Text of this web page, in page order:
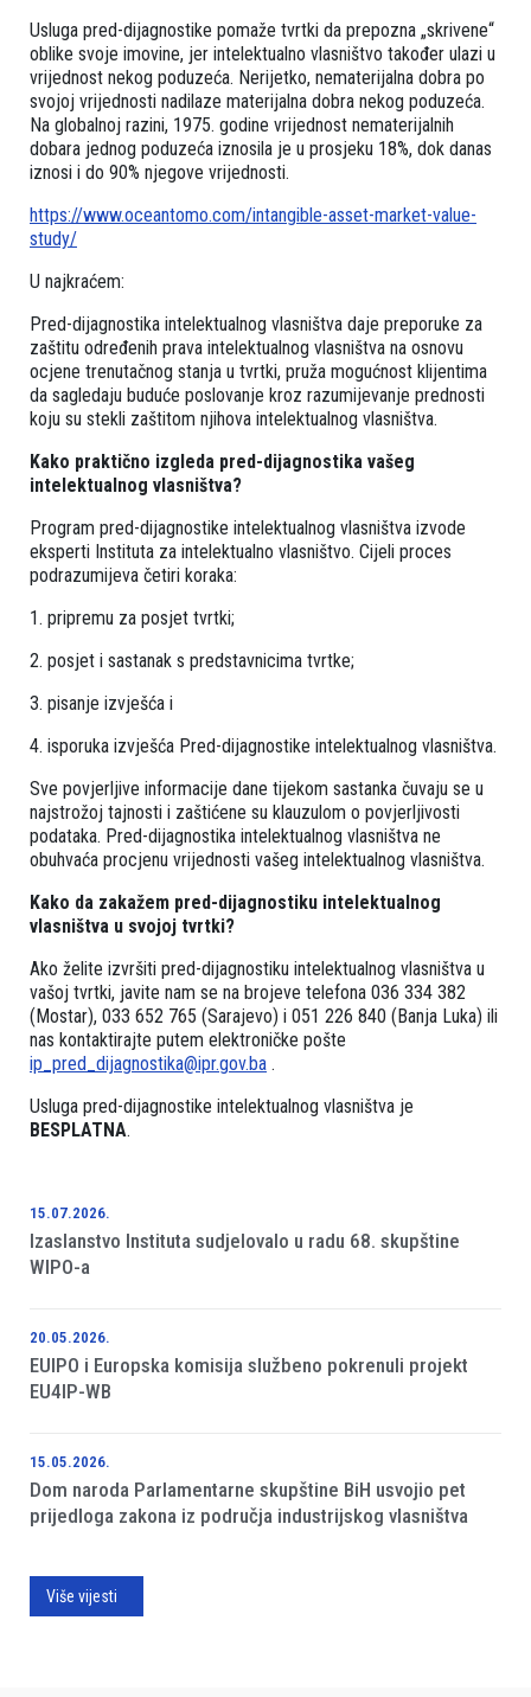
Usluga pred-dijagnostike pomaže tvrtki da prepozna „skrivene“
oblike svoje imovine, jer intelektualno vlasništvo također ulazi u
vrijednost nekog poduzeća. Nerijetko, nematerijalna dobra po
svojoj vrijednosti nadilaze materijalna dobra nekog poduzeća.
Na globalnoj razini, 1975. godine vrijednost nematerijalnih
dobara jednog poduzeća iznosila je u prosjeku 18%, dok danas
iznosi i do 90% njegove vrijednosti.
https://www.oceantomo.com/intangible-asset-market-value-
study/
U najkraćem:
Pred-dijagnostika intelektualnog vlasništva daje preporuke za
zaštitu određenih prava intelektualnog vlasništva na osnovu
ocjene trenutačnog stanja u tvrtki, pruža mogućnost klijentima
da sagledaju buduće poslovanje kroz razumijevanje prednosti
koju su stekli zaštitom njihova intelektualnog vlasništva.
Kako praktično izgleda pred-dijagnostika vašeg
intelektualnog vlasništva?
Program pred-dijagnostike intelektualnog vlasništva izvode
eksperti Instituta za intelektualno vlasništvo. Cijeli proces
podrazumijeva četiri koraka:
1. pripremu za posjet tvrtki;
2. posjet i sastanak s predstavnicima tvrtke;
3. pisanje izvješća i
4. isporuka izvješća Pred-dijagnostike intelektualnog vlasništva.
Sve povjerljive informacije dane tijekom sastanka čuvaju se u
najstrožoj tajnosti i zaštićene su klauzulom o povjerljivosti
podataka. Pred-dijagnostika intelektualnog vlasništva ne
obuhvaća procjenu vrijednosti vašeg intelektualnog vlasništva.
Kako da zakažem pred-dijagnostiku intelektualnog
vlasništva u svojoj tvrtki?
Ako želite izvršiti pred-dijagnostiku intelektualnog vlasništva u
vašoj tvrtki, javite nam se na brojeve telefona 036 334 382
(Mostar), 033 652 765 (Sarajevo) i 051 226 840 (Banja Luka) ili
nas kontaktirajte putem elektroničke pošte
ip_pred_dijagnostika@ipr.gov.ba .
Usluga pred-dijagnostike intelektualnog vlasništva je
BESPLATNA.
15.07.2026.
Izaslanstvo Instituta sudjelovalo u radu 68. skupštine
WIPO-a
20.05.2026.
EUIPO i Europska komisija službeno pokrenuli projekt
EU4IP-WB
15.05.2026.
Dom naroda Parlamentarne skupštine BiH usvojio pet
prijedloga zakona iz područja industrijskog vlasništva
Više vijesti